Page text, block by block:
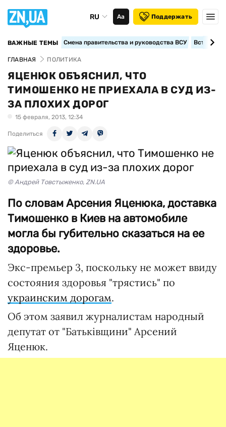
RU Аа Поддержать
ВАЖНЫЕ ТЕМЫ Смена правительства и руководства ВСУ
ГЛАВНАЯ ПОЛИТИКА
ЯЦЕНЮК ОБЪЯСНИЛ, ЧТО
ТИМОШЕНКО НЕ ПРИЕХАЛА В СУД ИЗ-
ЗА ПЛОХИХ ДОРОГ
15 февраля, 2013, 12:34
Поделиться
© Андрей Товстыженко, ZN.UA
По словам Арсения Яценюка, доставка
Тимошенко в Киев на автомобиле
могла бы губительно сказаться на ее
здоровье.
Экс-премьер 3, поскольку не может ввиду
состояния здоровья "трястись" по
украинским дорогам.
Об этом заявил журналистам народный
депутат от "Батьківщини" Арсений
Яценюк.